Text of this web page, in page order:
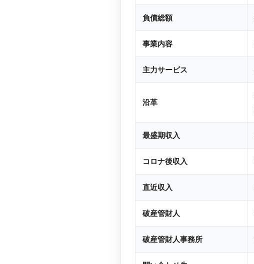
負債総額
事業内容
主力サービス
沿革
最盛期収入
コロナ後収入
直近収入
破産管財人
破産管財人事務所